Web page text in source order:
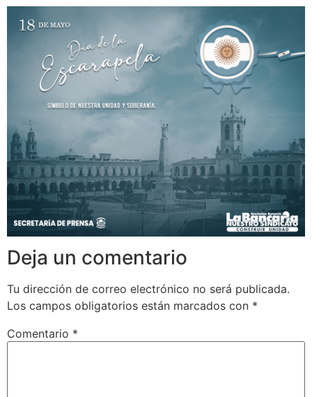
Deja un comentario
Tu dirección de correo electrónico no será publicada.
Los campos obligatorios están marcados con *
Comentario *